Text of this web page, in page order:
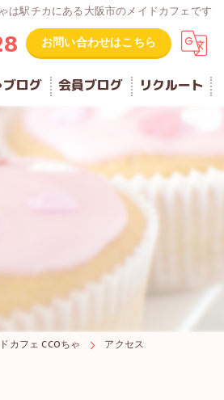
は駅チカにある大阪市のメイドカフェです
お問い合わせはこちら
ブログ 会員ブログ リクルート
フェ CCOちゃ アクセス